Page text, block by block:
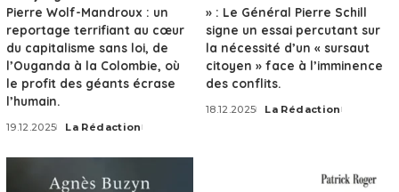
Pierre Wolf-Mandroux : un
reportage terrifiant au cœur
du capitalisme sans loi, de
l’Ouganda à la Colombie, où
le profit des géants écrase
l’humain.
19.12.2025
Posted
La Rédaction
» : Le Général Pierre Schill
signe un essai percutant sur
la nécessité d’un « sursaut
citoyen » face à l’imminence
des conflits.
18.12.2025
Posted
La Rédaction